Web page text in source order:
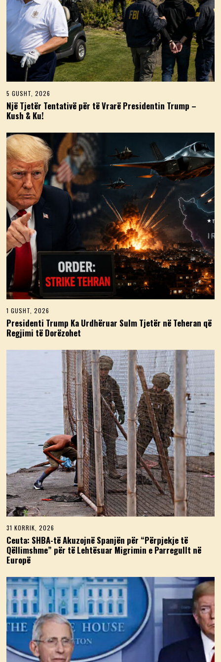
5 GUSHT, 2026
U
T
2
0
2
6
Një Tjetër Tentativë për të Vrarë Presidentin Trump –
Kush & Ku!
1 GUSHT, 2026
G
U
S
T
Presidenti Trump Ka Urdhëruar Sulm Tjetër në Teheran që
Regjimi të Dorëzohet
31 KORRIK, 2026
1
K
O
I
,
2
6
Ceuta: SHBA-të Akuzojnë Spanjën për “Përpjekje të
Qëllimshme” për të Lehtësuar Migrimin e Parregullt në
Europë